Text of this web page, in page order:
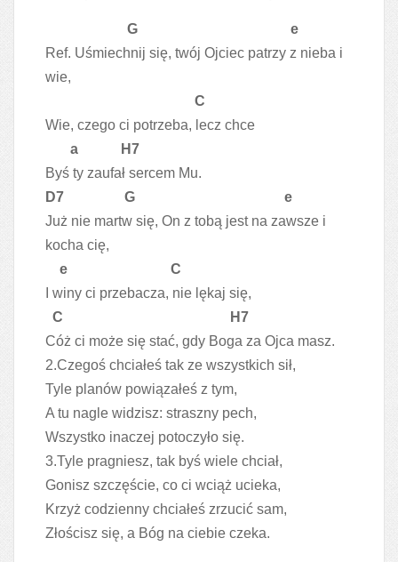
G e
Ref. Uśmiechnij się, twój Ojciec patrzy z nieba i
wie,
C
Wie, czego ci potrzeba, lecz chce
a H7
Byś ty zaufał sercem Mu.
D7 G e
Już nie martw się, On z tobą jest na zawsze i
kocha cię,
e C
I winy ci przebacza, nie lękaj się,
C H7
Cóż ci może się stać, gdy Boga za Ojca masz.
2.Czegoś chciałeś tak ze wszystkich sił,
Tyle planów powiązałeś z tym,
A tu nagle widzisz: straszny pech,
Wszystko inaczej potoczyło się.
3.Tyle pragniesz, tak byś wiele chciał,
Gonisz szczęście, co ci wciąż ucieka,
Krzyż codzienny chciałeś zrzucić sam,
Złościsz się, a Bóg na ciebie czeka.